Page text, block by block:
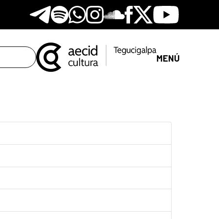
Telegram
SpotifyWhatsapp
Instagram
Soundclore
Facebook
X Youtube
MENÚ